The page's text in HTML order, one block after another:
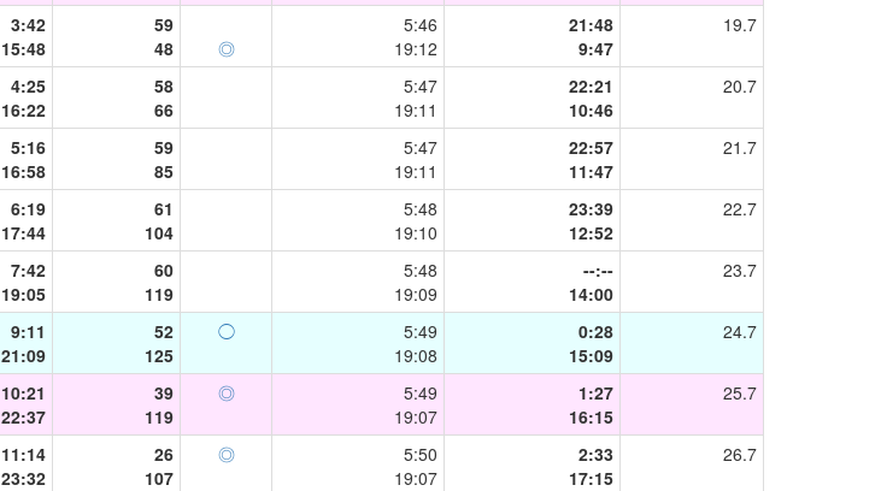
3:42
15:48
59
48
◎
5:46
19:12
21:48
9:47
19.7
4:25
16:22
58
66
5:47
19:11
22:21
10:46
20.7
5:16
16:58
59
85
5:47
19:11
22:57
11:47
21.7
6:19
17:44
61
104
5:48
19:10
23:39
12:52
22.7
7:42
19:05
60
119
5:48
19:09
--:--
14:00
23.7
9:11
21:09
52
125
◯
5:49
19:08
0:28
15:09
24.7
10:21
22:37
39
119
◎
5:49
19:07
1:27
16:15
25.7
11:14
23:32
26
107
◎
5:50
19:07
2:33
17:15
26.7